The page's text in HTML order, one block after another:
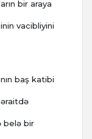
bir araya
vacibliyini
baş katibi
belə bir